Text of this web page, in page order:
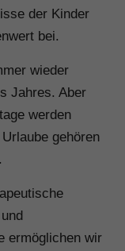
der Kinder
bei.
wieder
Jahres. Aber
werden
gehören
ermöglichen wir